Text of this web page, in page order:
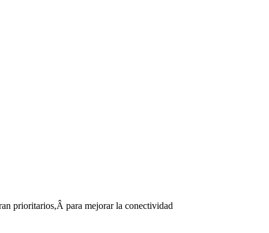
prioritarios,Â para mejorar la conectividad